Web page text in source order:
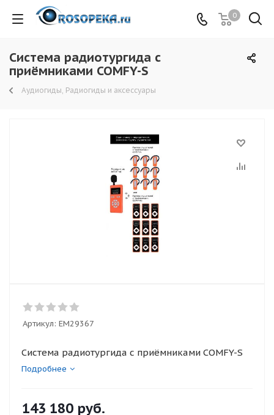
0
Система радиотургида с
приёмниками COMFY-S
Аудиогиды, Радиогиды и аксессуары
Артикул: ЕМ29367
Система радиотургида с приёмниками COMFY-S
Подробнее
143 180 руб.